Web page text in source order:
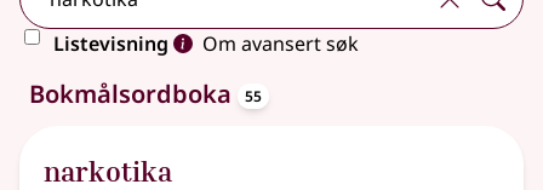
Listevisning
Om avansert søk
106 treff
Bokmålsordboka 55
narkotika